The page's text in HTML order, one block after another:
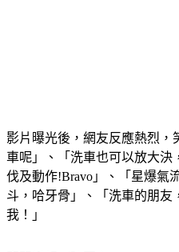
影片曝光後，網友反應熱烈
車呢」、「洗車也可以放大決
伐及動作!Bravo」、「星爆氣
斗，哈牙骨」、「洗車的朋
我！」